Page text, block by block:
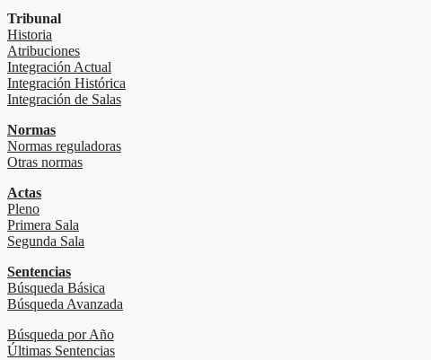
Tribunal
Historia
Atribuciones
Integración Actual
Integración Histórica
Integración de Salas
Normas
Normas reguladoras
Otras normas
Actas
Pleno
Primera Sala
Segunda Sala
Sentencias
Búsqueda Básica
Búsqueda Avanzada
Búsqueda por Año
Últimas Sentencias